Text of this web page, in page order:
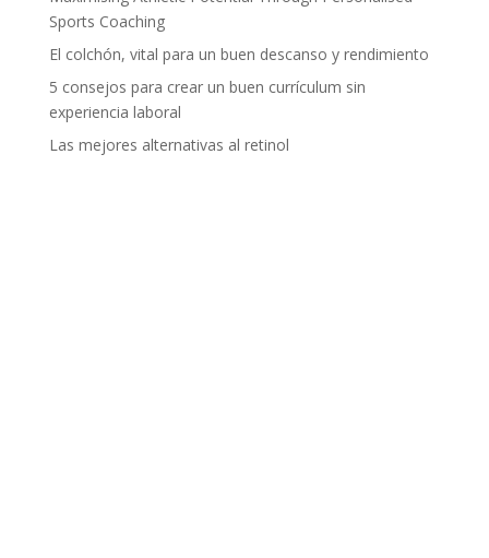
Sports Coaching
El colchón, vital para un buen descanso y rendimiento
5 consejos para crear un buen currículum sin
experiencia laboral
Las mejores alternativas al retinol